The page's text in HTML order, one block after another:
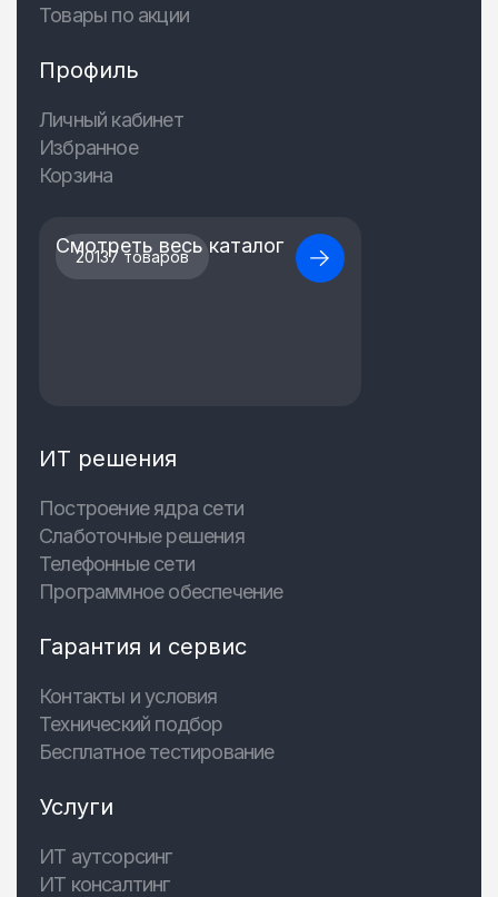
Товары по акции
Профиль
Личный кабинет
Избранное
Корзина
20137 товаров
Смотреть весь каталог
ИТ решения
Построение ядра сети
Слаботочные решения
Телефонные сети
Программное обеспечение
Гарантия и сервис
Контакты и условия
Технический подбор
Бесплатное тестирование
Услуги
ИТ аутсорсинг
ИТ консалтинг